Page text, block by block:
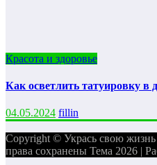
Красота и здоровье
Как осветлить татуировку в
04.05.2024 fillin
Copyright © Укрась свою
права сохранены Тема 2026 |